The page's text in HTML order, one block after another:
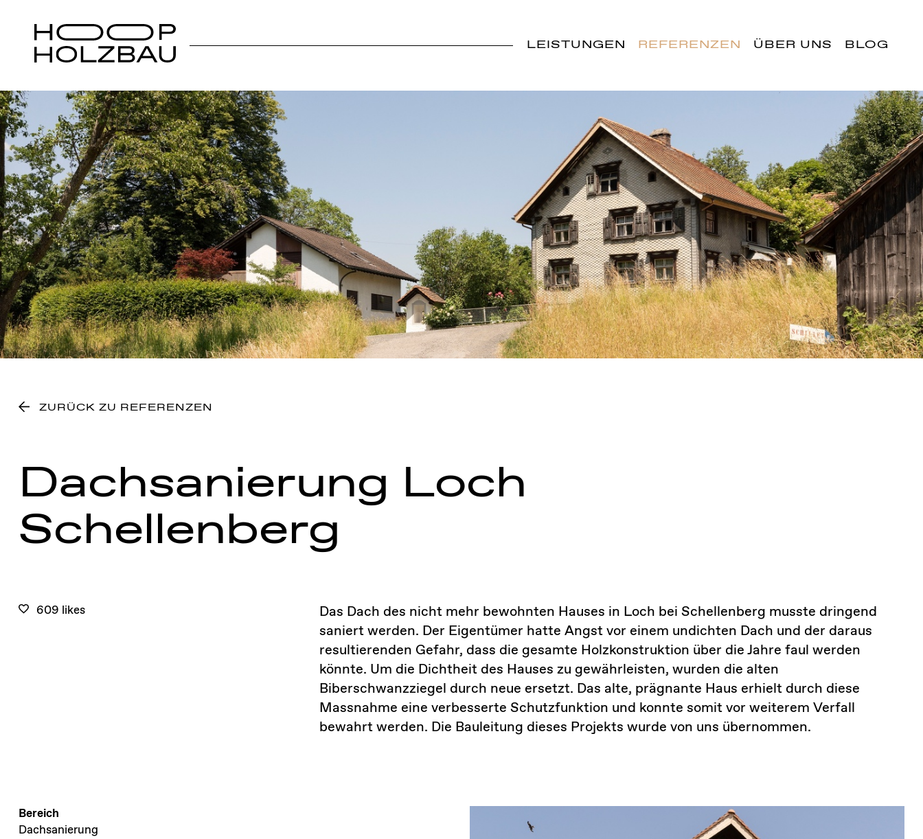
LEISTUNGEN REFERENZEN ÜBER UNS BLOG
ZURÜCK ZU REFERENZEN
Dachsanierung Loch
Schellenberg
609 likes
Das Dach des nicht mehr bewohnten Hauses in Loch bei Schellenberg musste dringend
saniert werden. Der Eigentümer hatte Angst vor einem undichten Dach und der daraus
resultierenden Gefahr, dass die gesamte Holzkonstruktion über die Jahre faul werden
könnte. Um die Dichtheit des Hauses zu gewährleisten, wurden die alten
Biberschwanzziegel durch neue ersetzt. Das alte, prägnante Haus erhielt durch diese
Massnahme eine verbesserte Schutzfunktion und konnte somit vor weiterem Verfall
bewahrt werden. Die Bauleitung dieses Projekts wurde von uns übernommen.
Bereich
Dachsanierung